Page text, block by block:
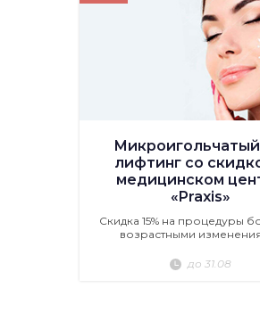
Микроигольчатый
лифтинг со
медицинском
«Praxis»
Скидка 15% на процедуры
возрастными
до 31.08